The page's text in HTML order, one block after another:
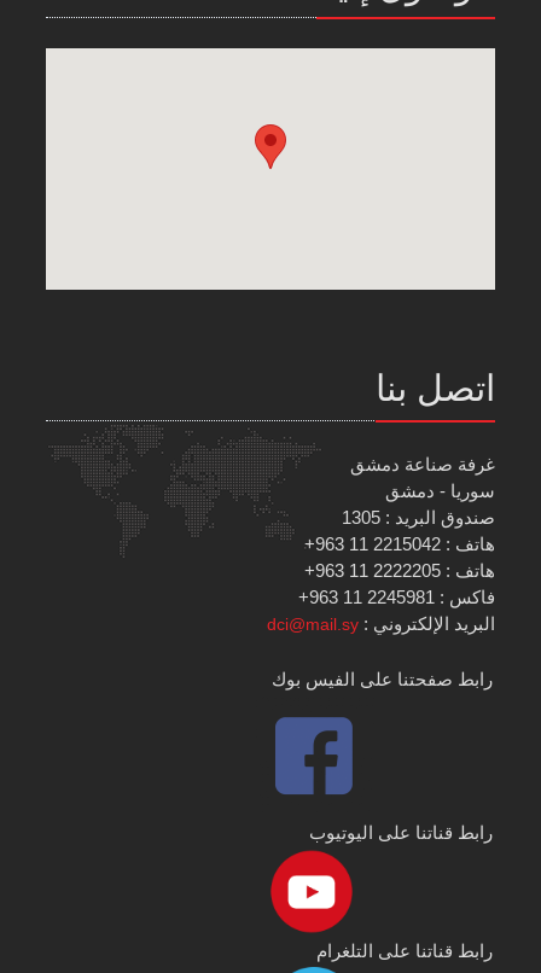
اتصل بنا
غرفة صناعة دمشق
سوريا - دمشق
صندوق البريد : 1305
هاتف : 2215042 11 963+
هاتف : 2222205 11 963+
فاكس : 2245981 11 963+
البريد الإلكتروني :dci@mail.sy
رابط صفحتنا على الفيس بوك
رابط قناتنا على اليوتيوب
رابط قناتنا على التلغرام